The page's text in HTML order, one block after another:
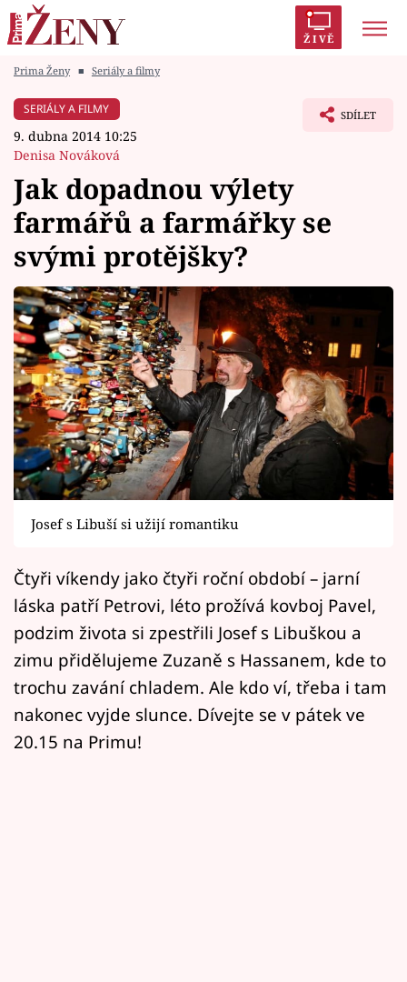
ŽIVĚ
Módní alarm
Témata
Celebrity
Vztahy
Seriály
Horoskopy
Sledujte prima+
Filmový festival Karlovy Vary
Mámy sobě
Přihlášení
Sledujte nás
Prima Ženy ■ Seriály a filmy
SERIÁLY A FILMY
9. dubna 2014 10:25
Denisa Nováková
SDÍLET
Jak dopadnou výlety
farmářů a farmářky se
svými protějšky?
Josef s Libuší si užijí romantiku
Čtyři víkendy jako čtyři roční období – jarní
láska patří Petrovi, léto prožívá kovboj Pavel,
podzim života si zpestřili Josef s Libuškou a
zimu přidělujeme Zuzaně s Hassanem, kde to
trochu zavání chladem. Ale kdo ví, třeba i tam
nakonec vyjde slunce. Dívejte se v pátek ve
20.15 na Primu!